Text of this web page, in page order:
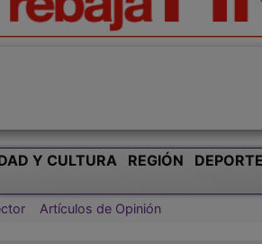
Y CULTURA REGIÓN
Artículos de Opinión